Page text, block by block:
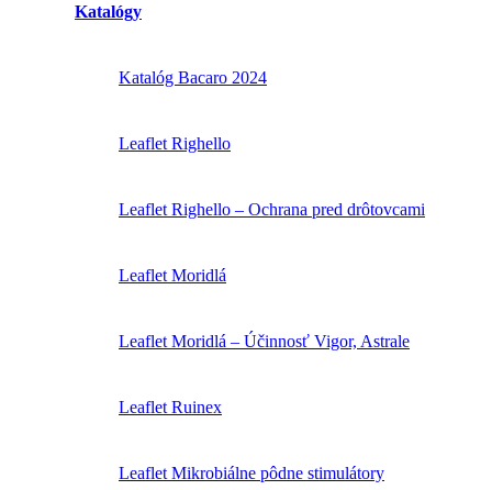
Katalógy
Katalóg Bacaro 2024
Leaflet Righello
Leaflet Righello – Ochrana pred drôtovcami
Leaflet Moridlá
Leaflet Moridlá – Účinnosť Vigor, Astrale
Leaflet Ruinex
Leaflet Mikrobiálne pôdne stimulátory